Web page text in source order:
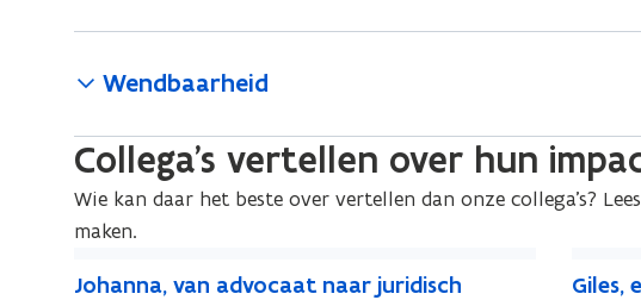
Wendbaarheid
Collega’s vertellen over hun
Wie kan daar het beste over vertellen dan onze collega’s?
maken.
o
Johanna, van advocaat naar juridisch
J
iGiles,
G